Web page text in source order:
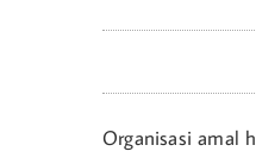
Organisasi amal